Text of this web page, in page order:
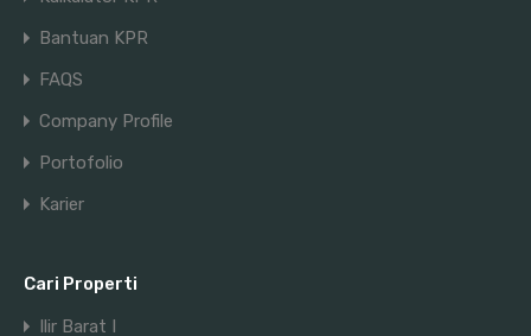
Bantuan KPR
FAQS
Company Profile
Portofolio
Karier
Cari Properti
Ilir Barat I